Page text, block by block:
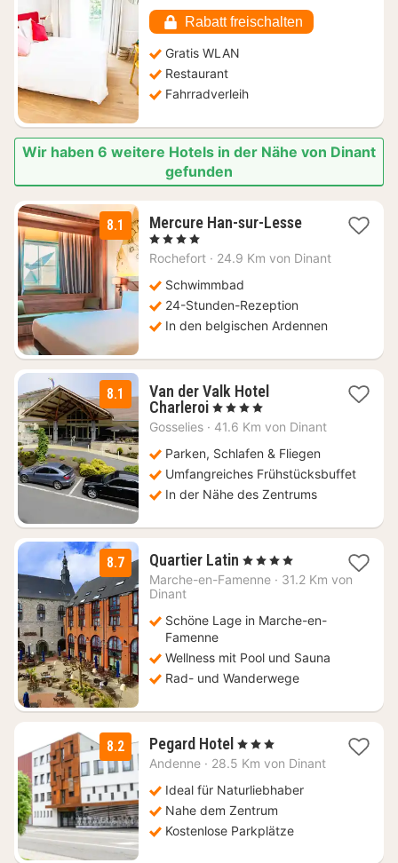
96,42
€
Rabatt freischalten
Gratis WLAN
Restaurant
Fahrradverleih
Wir haben 6 weitere Hotels in der Nähe von Dinant
gefunden
8.1 Mercure Han-sur-Lesse1
ab
, 4 Sterne
Rochefort · 24.9 Km von Dinant
Schwimmbad
24-Stunden-Rezeption
In den belgischen Ardennen
8.1
Van der Valk Hotel
Charleroi1
Nacht
98
€
, 4 Sterne
Gosselies · 41.6 Km von Dinant
Parken, Schlafen & Fliegen
Umfangreiches Frühstücksbuffet
In der Nähe des Zentrums
8.7 Quartier Latin 3
Nächte
€
, 4 Sterne
Marche-en-Famenne · 31.2 Km von
Dinant
Schöne Lage in Marche-en-
Famenne
Wellness mit Pool und Sauna
Rad- und Wanderwege
8.2 Pegard Hotel 1
Nacht
128,80
€
, 3 Sterne
Andenne · 28.5 Km von Dinant
Ideal für Naturliebhaber
Nahe dem Zentrum
Kostenlose Parkplätze